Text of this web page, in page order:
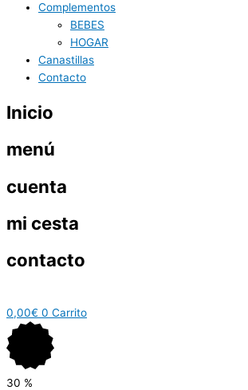
Complementos
BEBES
HOGAR
Canastillas
Contacto
Inicio
menú
cuenta
mi cesta
contacto
0,00€ 0 Carrito
30 %